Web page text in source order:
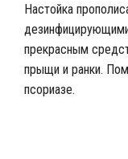
Настойка
прекрасным
прыщи и ранки.
псориазе.